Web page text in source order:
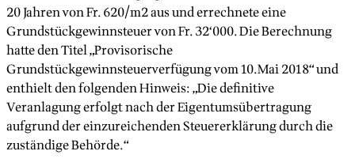
20 Jahren von Fr. 620/m2 aus und errechnete eine
Grundstückgewinnsteuer von Fr. 32‘000. Die Berechnung
hatte den Titel „Provisorische
Grundstückgewinnsteuerverfügung vom 10.Mai 2018“ und
enthielt den folgenden Hinweis: „Die definitive
Veranlagung erfolgt nach der Eigentumsübertragung
aufgrund der einzureichenden Steuererklärung durch die
zuständige Behörde.“